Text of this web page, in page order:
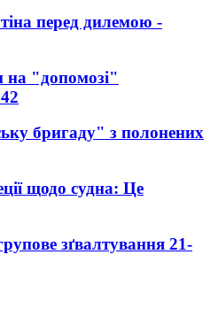
перед дилемою -
"допомозі"
бригаду" з полонених
щодо судна: Це
зґвалтування 21-